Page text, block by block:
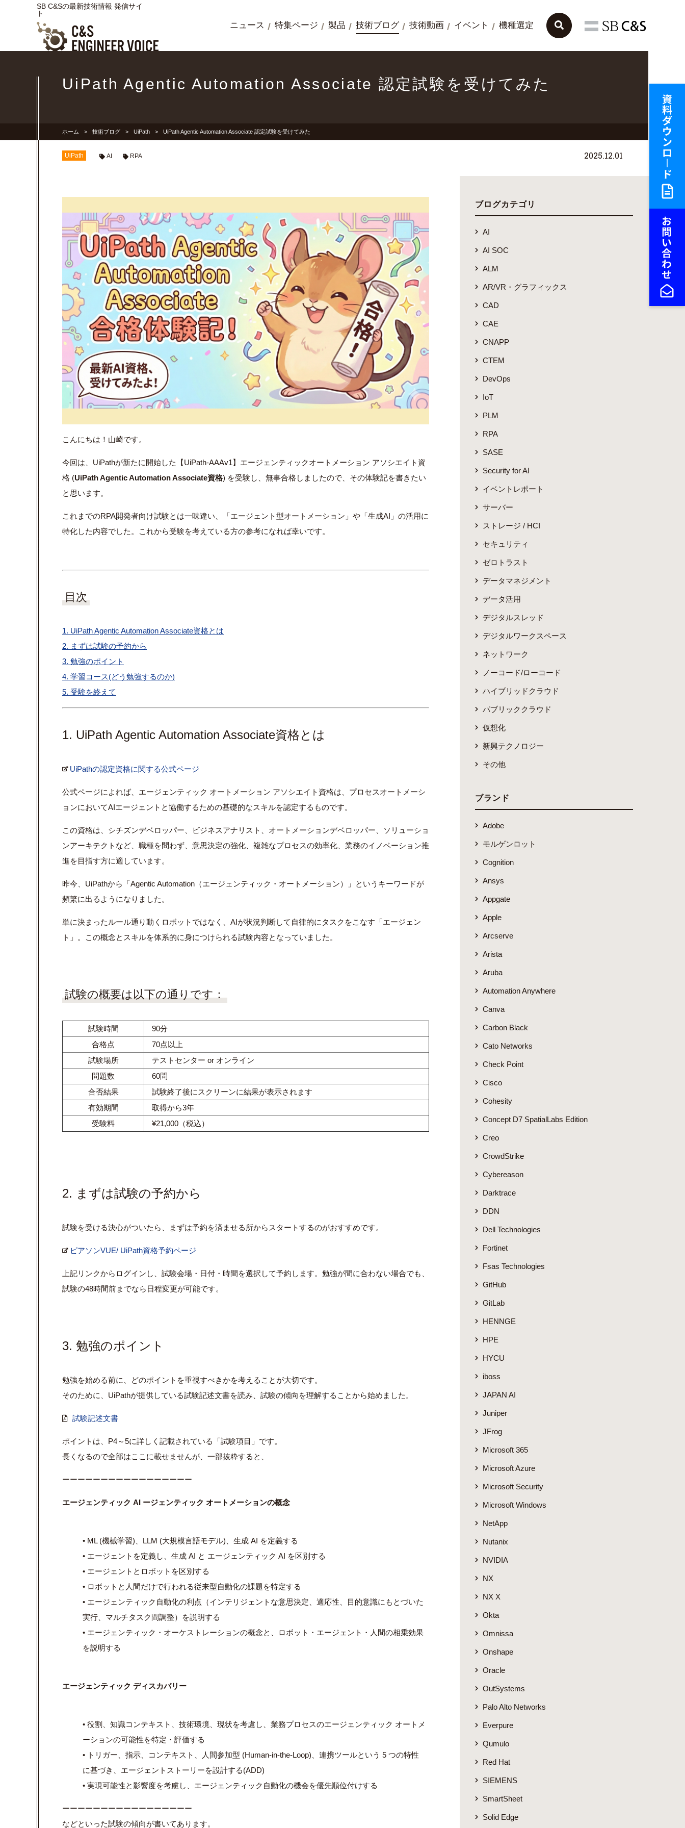
SB C&Sの最新技術情報 発信サイ
ト
ニュース 特集ページ 製品 技術ブログ 技術動画 イベント 機種選定
UiPath Agentic Automation Associate 認定試験を受けてみた
ホーム 技術ブログ UiPath UiPath Agentic Automation Associate 認定試験を受けてみた
UiPath AI RPA 2025.12.01
こんにちは！山崎です。
今回は、UiPathが新たに開始した【UiPath-AAAv1】エージェンティックオートメーション アソシエイト資
格 (UiPath Agentic Automation Associate資格) を受験し、無事合格しましたので、その体験記を書きたい
と思います。
これまでのRPA開発者向け試験とは一味違い、「エージェント型オートメーション」や「生成AI」の活用に
特化した内容でした。これから受験を考えている方の参考になれば幸いです。
目次
1. UiPath Agentic Automation Associate資格とは
2. まずは試験の予約から
3. 勉強のポイント
4. 学習コース(どう勉強するのか)
5. 受験を終えて
1. UiPath Agentic Automation Associate資格とは
UiPathの認定資格に関する公式ページ
公式ページによれば、エージェンティック オートメーション アソシエイト資格は、プロセスオートメーシ
ョンにおいてAIエージェントと協働するための基礎的なスキルを認定するものです。
この資格は、シチズンデベロッパー、ビジネスアナリスト、オートメーションデベロッパー、ソリューショ
ンアーキテクトなど、職種を問わず、意思決定の強化、複雑なプロセスの効率化、業務のイノベーション推
進を目指す方に適しています。
昨今、UiPathから「Agentic Automation（エージェンティック・オートメーション）」というキーワードが
頻繁に出るようになりました。
単に決まったルール通り動くロボットではなく、AIが状況判断して自律的にタスクをこなす「エージェン
ト」。この概念とスキルを体系的に身につけられる試験内容となっていました。
試験の概要は以下の通りです：
試験時間
90分
合格点
70点以上
試験場所
テストセンター or オンライン
問題数
60問
合否結果
試験終了後にスクリーンに結果が表示されます
有効期間
取得から3年
受験料
¥21,000（税込）
2. まずは試験の予約から
試験を受ける決心がついたら、まずは予約を済ませる所からスタートするのがおすすめです。
ピアソンVUE/ UiPath資格予約ページ
上記リンクからログインし、試験会場・日付・時間を選択して予約します。勉強が間に合わない場合でも、
試験の48時間前までなら日程変更が可能です。
3. 勉強のポイント
勉強を始める前に、どのポイントを重視すべきかを考えることが大切です。
そのために、UiPathが提供している試験記述文書を読み、試験の傾向を理解することから始めました。
試験記述文書
ポイントは、P4～5に詳しく記載されている「試験項目」です。
長くなるので全部はここに載せませんが、一部抜粋すると、
ーーーーーーーーーーーーーーーーー
エージェンティック AI ージェンティック オートメーションの概念
• ML (機械学習)、LLM (大規模言語モデル)、生成 AI を定義する
• エージェントを定義し、生成 AI と エージェンティック AI を区別する
• エージェントとロボットを区別する
• ロボットと人間だけで行われる従来型自動化の課題を特定する
• エージェンティック自動化の利点（インテリジェントな意思決定、適応性、目的意識にもとづいた
実行、マルチタスク間調整）を説明する
• エージェンティック・オーケストレーションの概念と、ロボット・エージェント・人間の相乗効果
を説明する
エージェンティック ディスカバリー
• 役割、知識コンテキスト、技術環境、現状を考慮し、業務プロセスのエージェンティック オートメ
ーションの可能性を特定・評価する
• トリガー、指示、コンテキスト、人間参加型 (Human-in-the-Loop)、連携ツールという 5 つの特性
に基づき、エージェントストーリーを設計する(ADD)
• 実現可能性と影響度を考慮し、エージェンティック自動化の機会を優先順位付けする
ーーーーーーーーーーーーーーーーー
などといった試験の傾向が書いてあります。
ブログカテゴリ
AI
AI SOC
ALM
AR/VR・グラフィックス
CAD
CAE
CNAPP
CTEM
DevOps
IoT
PLM
RPA
SASE
Security for AI
イベントレポート
サーバー
ストレージ / HCI
セキュリティ
ゼロトラスト
データマネジメント
データ活用
デジタルスレッド
デジタルワークスペース
ネットワーク
ノーコード/ローコード
ハイブリッドクラウド
パブリッククラウド
仮想化
新興テクノロジー
その他
ブランド
Adobe
モルゲンロット
Cognition
Ansys
Appgate
Apple
Arcserve
Arista
Aruba
Automation Anywhere
Canva
Carbon Black
Cato Networks
Check Point
Cisco
Cohesity
Concept D7 SpatialLabs Edition
Creo
CrowdStrike
Cybereason
Darktrace
DDN
Dell Technologies
Fortinet
Fsas Technologies
GitHub
GitLab
HENNGE
HPE
HYCU
iboss
JAPAN AI
Juniper
JFrog
Microsoft 365
Microsoft Azure
Microsoft Security
Microsoft Windows
NetApp
Nutanix
NVIDIA
NX
NX X
Okta
Omnissa
Onshape
Oracle
OutSystems
Palo Alto Networks
Everpure
Qumulo
Red Hat
SIEMENS
SmartSheet
Solid Edge